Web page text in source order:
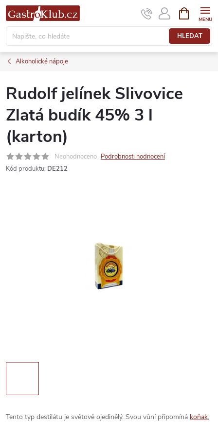
Přejít
na
obsah
HLEDAT
NÁKUPNÍ
KOŠÍK
Alkoholické nápoje
Rudolf jelínek Slivovice
Zlatá budík 45% 3 l
(karton)
Neohodnoceno Podrobnosti hodnocení
Kód produktu: DE212
Tento typ destilátu je světově ojedinělý. Svou vůní připomíná koňak,